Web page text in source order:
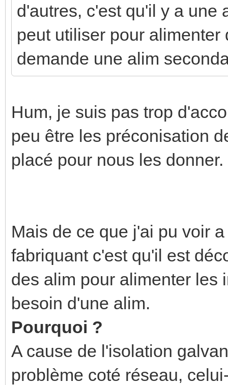
d'autres, c'est qu'il y a une
peut utiliser pour
demande une alim
Hum, je suis pas trop
peu être les préconisation
placé pour nous les donner.
Mais de ce que j'ai pu voir
fabriquant c'est qu'il est
des alim pour alimenter les
besoin d'une alim.
Pourquoi ?
A cause de l'isolation
problème coté réseau,